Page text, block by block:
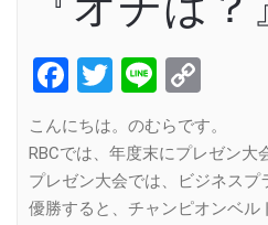
Facebook
Twitter
Line
Link
こんにちは。のむらです。
RBCでは、年度末にプレゼン大
プレゼン大会では、ビジネスプ
優勝すると、チャンピオンベル